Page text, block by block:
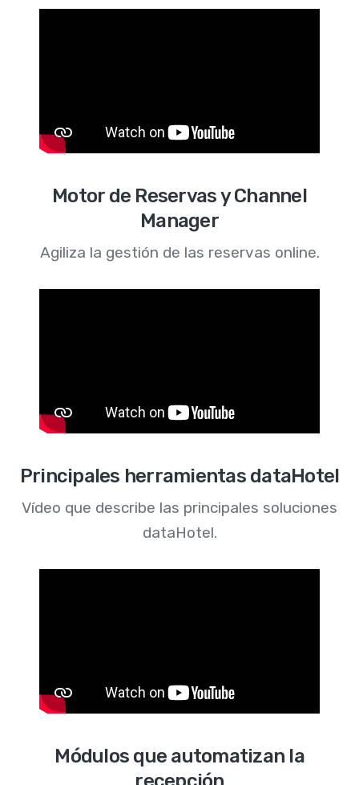
Motor de Reservas y Channel
Manager
Agiliza la gestión de las reservas online.
Principales herramientas dataHotel
Vídeo que describe las principales soluciones
dataHotel.
Módulos que automatizan la